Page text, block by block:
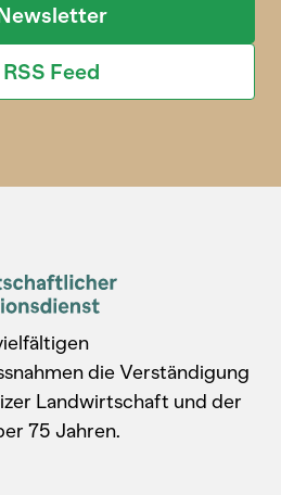
RSS Feed
die Verständigung
Landwirtschaft und der
75 Jahren.